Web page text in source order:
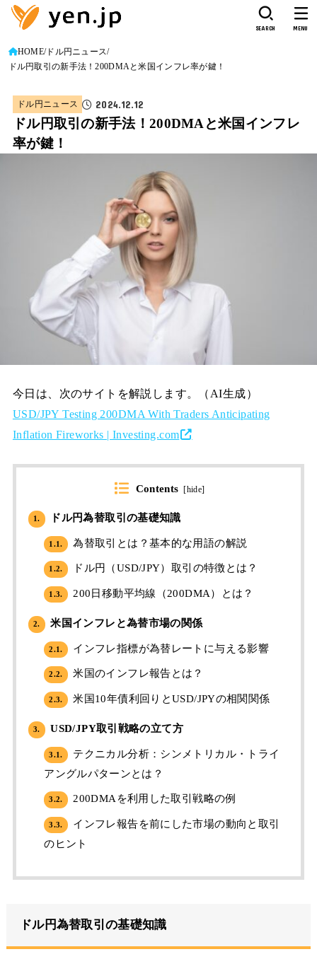
SEARCH MENU
HOME ドル円ニュース
ドル円取引の新手法！200DMAと米国インフレ率が鍵！
ドル円ニュース 2024.12.12
ドル円取引の新手法！200DMAと米国インフレ
率が鍵！
今日は、次のサイトを解説します。（AI生成）
USD/JPY Testing 200DMA With Traders Anticipating
Inflation Fireworks | Investing.com
Contents [hide]
1. ドル円為替取引の基礎知識
1.1. 為替取引とは？基本的な用語の解説
1.2. ドル円（USD/JPY）取引の特徴とは？
1.3. 200日移動平均線（200DMA）とは？
2. 米国インフレと為替市場の関係
2.1. インフレ指標が為替レートに与える影響
2.2. 米国のインフレ報告とは？
2.3. 米国10年債利回りとUSD/JPYの相関関係
3. USD/JPY取引戦略の立て方
3.1.
テクニカル分析：シンメトリカル・トライ
アングルパターンとは？
3.2. 200DMAを利用した取引戦略の例
3.3.
インフレ報告を前にした市場の動向と取引
のヒント
ドル円為替取引の基礎知識